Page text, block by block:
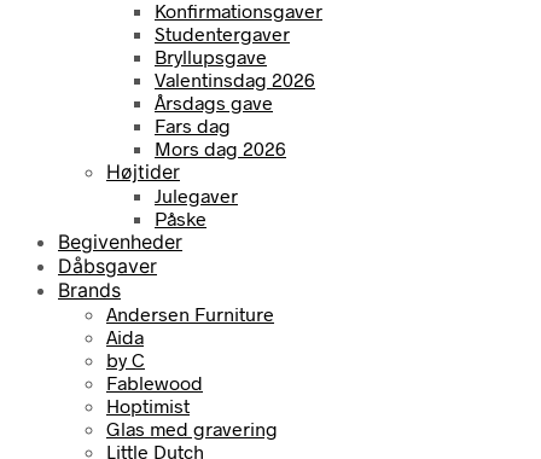
Konfirmationsgaver
Studentergaver
Bryllupsgave
Valentinsdag 2026
Årsdags gave
Fars dag
Mors dag 2026
Højtider
Julegaver
Påske
Begivenheder
Dåbsgaver
Brands
Andersen Furniture
Aida
by C
Fablewood
Hoptimist
Glas med gravering
Little Dutch